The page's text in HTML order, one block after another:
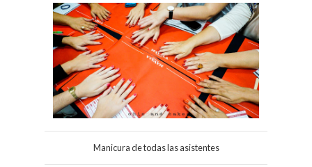
Manicura de todas las asistentes